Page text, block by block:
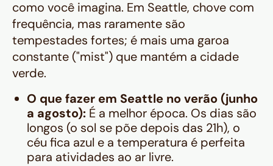
como você imagina. Em Seattle, chove com
frequência, mas raramente são
tempestades fortes; é mais uma garoa
constante ("mist") que mantém a cidade
verde.
O que fazer em Seattle no verão (junho
a agosto): É a melhor época. Os dias são
longos (o sol se põe depois das 21h), o
céu fica azul e a temperatura é perfeita
para atividades ao ar livre.